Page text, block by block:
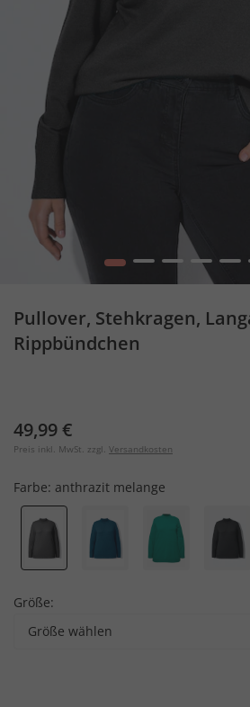
1 2 3 4 5
Pullover, Stehkragen,
Rippbündchen
49,99 €
Preis inkl. MwSt. zzgl. Versandkosten
Farbe: anthrazit melange
Größe:
Größe wählen